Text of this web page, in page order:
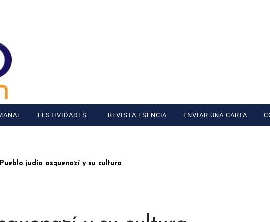
FESTIVIDADES REVISTA ESENCIA ENVIAR UNA CARTA
Pueblo judío asquenazí y su cultura